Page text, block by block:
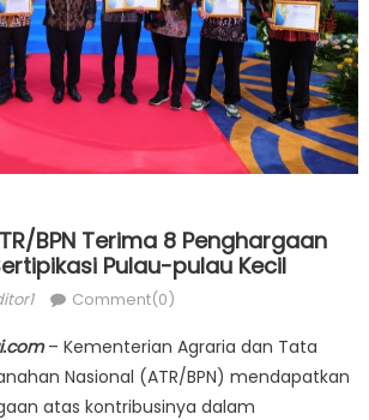
BPN Terima 8 Penghargaan
Pulau-pulau Kecil
Comment(0)
– Kementerian Agraria dan Tata
Nasional (ATR/BPN) mendapatkan
atas kontribusinya dalam